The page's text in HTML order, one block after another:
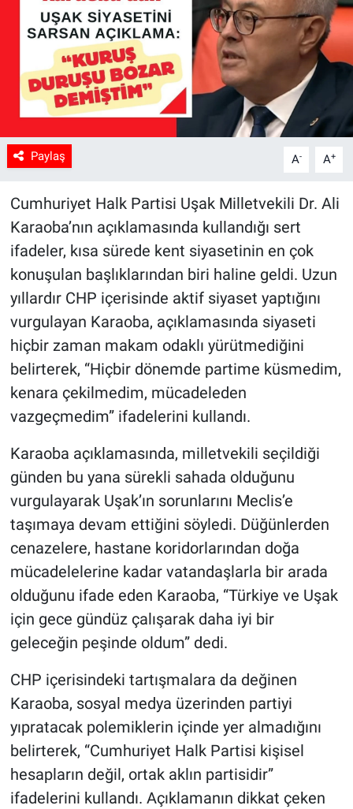
Paylaş A- A+
Cumhuriyet Halk Partisi Uşak Milletvekili Dr. Ali
Karaoba’nın açıklamasında kullandığı sert
ifadeler, kısa sürede kent siyasetinin en çok
konuşulan başlıklarından biri haline geldi. Uzun
yıllardır CHP içerisinde aktif siyaset yaptığını
vurgulayan Karaoba, açıklamasında siyaseti
hiçbir zaman makam odaklı yürütmediğini
belirterek, “Hiçbir dönemde partime küsmedim,
kenara çekilmedim, mücadeleden
vazgeçmedim” ifadelerini kullandı.
Karaoba açıklamasında, milletvekili seçildiği
günden bu yana sürekli sahada olduğunu
vurgulayarak Uşak’ın sorunlarını Meclis’e
taşımaya devam ettiğini söyledi. Düğünlerden
cenazelere, hastane koridorlarından doğa
mücadelelerine kadar vatandaşlarla bir arada
olduğunu ifade eden Karaoba, “Türkiye ve Uşak
için gece gündüz çalışarak daha iyi bir
geleceğin peşinde oldum” dedi.
CHP içerisindeki tartışmalara da değinen
Karaoba, sosyal medya üzerinden partiyi
yıpratacak polemiklerin içinde yer almadığını
belirterek, “Cumhuriyet Halk Partisi kişisel
hesapların değil, ortak aklın partisidir”
ifadelerini kullandı. Açıklamanın dikkat çeken